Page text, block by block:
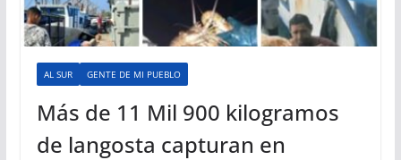
AL SUR GENTE DE MI PUEBLO
Más de 11 Mil 900 kilogramos
de langosta capturan en